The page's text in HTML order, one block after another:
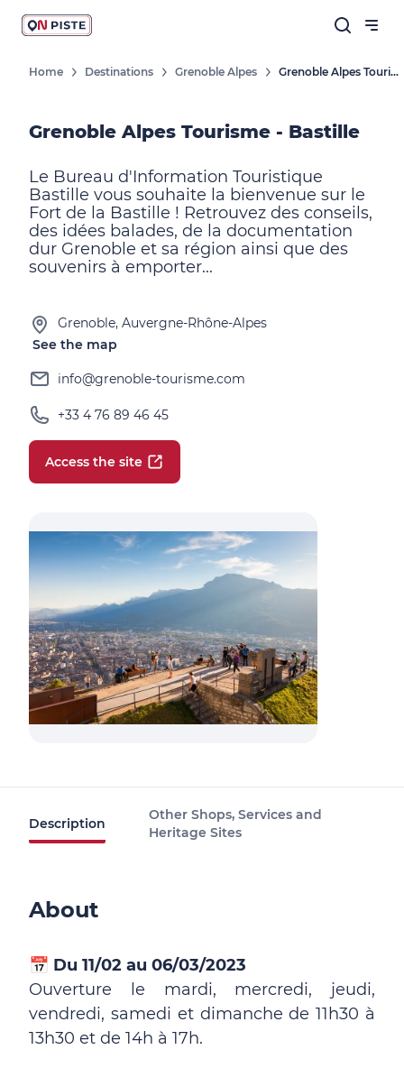
Home Destinations Grenoble Alpes Grenoble Alpes Tourisme - Bastille
Grenoble Alpes Tourisme - Bastille
Le Bureau d'Information Touristique
Bastille vous souhaite la bienvenue sur le
Fort de la Bastille ! Retrouvez des conseils,
des idées balades, de la documentation
dur Grenoble et sa région ainsi que des
souvenirs à emporter...
Grenoble, Auvergne-Rhône-Alpes
See the map
info@grenoble-tourisme.com
+33 4 76 89 46 45
Access the site
Description
Other Shops, Services and
Heritage Sites
About
📅 Du 11/02 au 06/03/2023
Ouverture le mardi, mercredi, jeudi,
vendredi, samedi et dimanche de 11h30 à
13h30 et de 14h à 17h.